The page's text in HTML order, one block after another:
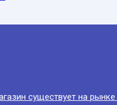
существует на рынке